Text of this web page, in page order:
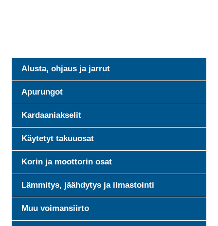
Alusta, ohjaus ja jarrut
Apurungot
Kardaaniakselit
Käytetyt takuuosat
Korin ja moottorin osat
Lämmitys, jäähdytys ja ilmastointi
Muu voimansiirto